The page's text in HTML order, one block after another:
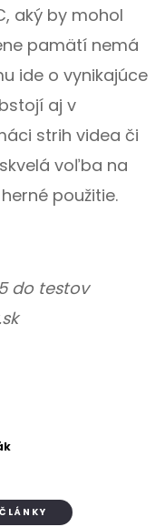
aký by mohol
pamätí nemá
ide o vynikajúce
aj v
strih videa či
voľba na
použitie.
do testov